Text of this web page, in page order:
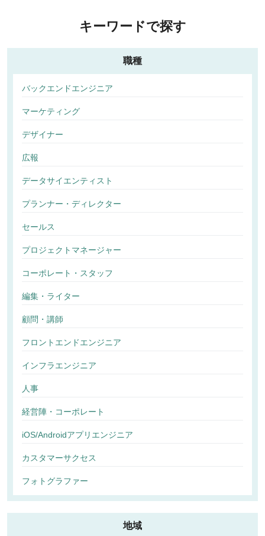
キーワードで探す
職種
バックエンドエンジニア
マーケティング
デザイナー
広報
データサイエンティスト
プランナー・ディレクター
セールス
プロジェクトマネージャー
コーポレート・スタッフ
編集・ライター
顧問・講師
フロントエンドエンジニア
インフラエンジニア
人事
経営陣・コーポレート
iOS/Androidアプリエンジニア
カスタマーサクセス
フォトグラファー
地域